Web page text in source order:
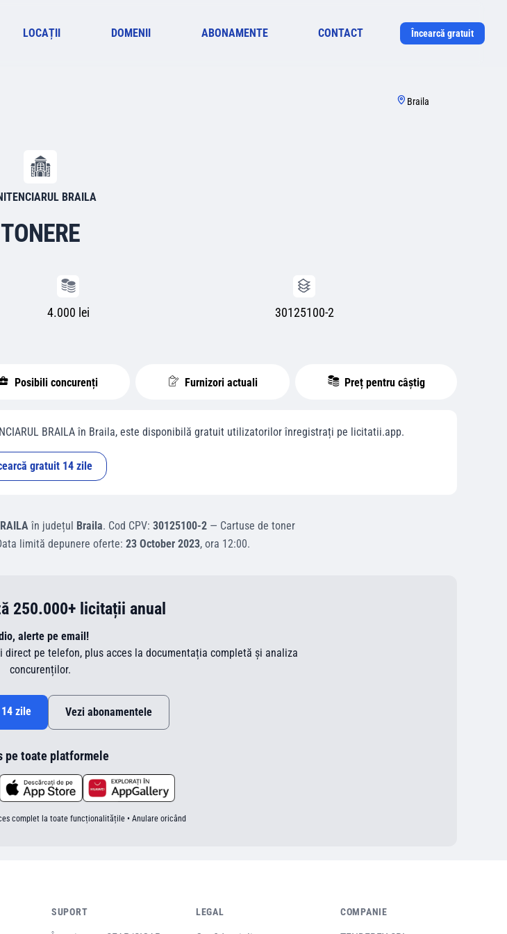
LOCAȚII DOMENII ABONAMENTE CONTACT Încearcă gratuit
Braila
BRAILA
TONERE
4.000 lei 30125100-2
Posibili concurenți Furnizori actuali Preț pentru câștig
BRAILA în Braila, este disponibilă gratuit utilizatorilor înregistrați pe licitatii.app.
gratuit 14 zile
în județul Braila. Cod CPV: 30125100-2 — Cartuse de toner
limită depunere oferte: 23 October 2023, ora 12:00.
250.000+ licitații anual
alerte pe email!
pe telefon, plus acces la documentația completă și analiza
concurenților.
zile Vezi abonamentele
pe toate platformele
complet la toate funcționalitățile • Anulare oricând
SUPORT LEGAL COMPANIE